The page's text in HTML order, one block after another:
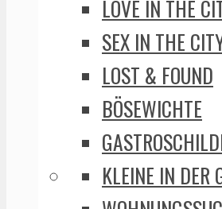
LOVE IN THE
SEX IN THE
LOST & FOUND
BÖSEWICHTE
KLEINE IN DER